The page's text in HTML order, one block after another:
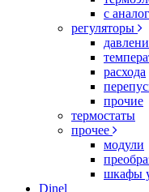
с
регуляторы
расхода
прочие
термостаты
прочее
модули
шкафы
Dinel